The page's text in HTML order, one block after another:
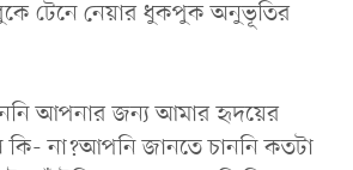
টেনে নেয়ার ধুকপুক অনুভূতির
আপনার জন্য আমার হৃদয়ের
কি- না?আপনি জানতে চাননি কতটা